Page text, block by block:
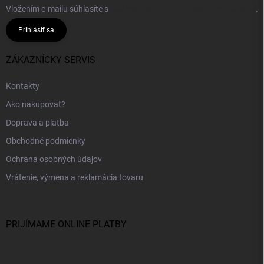
Vložením e-mailu súhlasíte s .
Prihlásiť sa
ZÁKAZNÍCKY SERVIS
Kontakty
Ako nakupovať?
Doprava a platba
Obchodné podmienky
Ochrana osobných údajov
Vrátenie, výmena a reklamácia tovaru
PRIJÍMAME ONLINE PLATBY